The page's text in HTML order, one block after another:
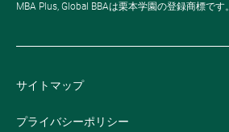
MBA Plus, Global BBAは栗本学園の登録商標です。
サイトマップ
プライバシーポリシー